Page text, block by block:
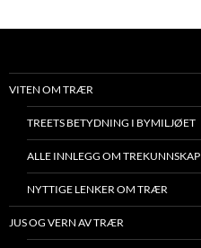
VITEN OM TRÆR
TREETS BETYDNING I BYMILJØET
ALLE INNLEGG OM TREKUNNSKAP
NYTTIGE LENKER OM TRÆR
JUS OG VERN AV TRÆR